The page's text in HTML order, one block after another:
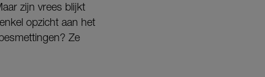
zijn vrees blijkt
opzicht aan het
Ze